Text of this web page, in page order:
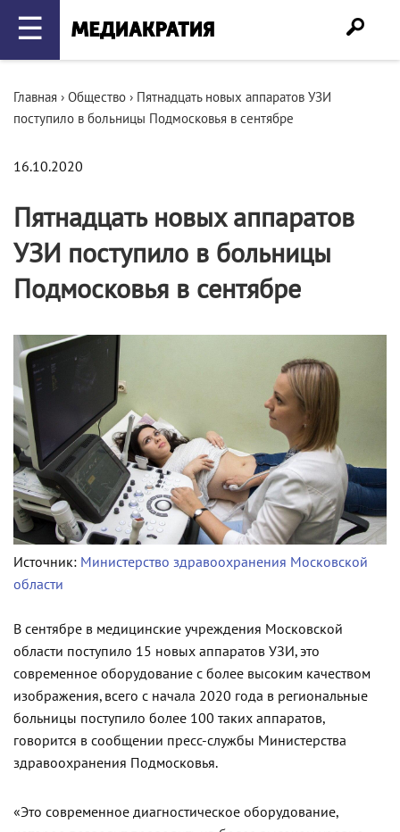
☰
Главная › Общество › Пятнадцать новых аппаратов УЗИ
поступило в больницы Подмосковья в сентябре
16.10.2020
Пятнадцать новых аппаратов
УЗИ поступило в больницы
Подмосковья в сентябре
Источник: Министерство здравоохранения Московской
области
В сентябре в медицинские учреждения Московской
области поступило 15 новых аппаратов УЗИ, это
современное оборудование с более высоким качеством
изображения, всего с начала 2020 года в региональные
больницы поступило более 100 таких аппаратов,
говорится в сообщении пресс-службы Министерства
здравоохранения Подмосковья.
«Это современное диагностическое оборудование,